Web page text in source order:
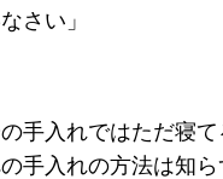
さい」
手入れではただ寝
手入れの方法は知